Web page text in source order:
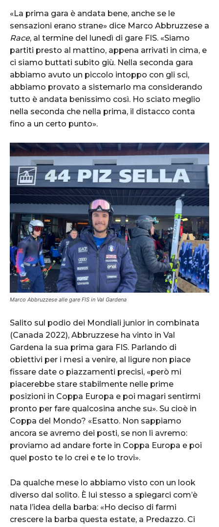
«La prima gara è andata bene, anche se le
sensazioni erano strane» dice Marco Abbruzzese a
Race, al termine del lunedì di gare FIS. «Siamo
partiti presto al mattino, appena arrivati in cima, e
ci siamo buttati subito giù. Nella seconda gara
abbiamo avuto un piccolo intoppo con gli sci,
abbiamo provato a sistemarlo ma considerando
tutto è andata benissimo così. Ho sciato meglio
nella seconda che nella prima, il distacco conta
fino a un certo punto».
Marco Abbruzzese alle gare FIS in Val Gardena
Salito sul podio dei Mondiali junior in combinata
(Canada 2022), Abbruzzese ha vinto in Val
Gardena la sua prima gara FIS. Parlando di
obiettivi per i mesi a venire, al ligure non piace
fissare date o piazzamenti precisi, «però mi
piacerebbe stare stabilmente nelle prime
posizioni in Coppa Europa e poi magari sentirmi
pronto per fare qualcosina anche su». Su cioè in
Coppa del Mondo? «Esatto. Non sappiamo
ancora se avremo dei posti, se non li avremo:
proviamo ad andare forte in Coppa Europa e poi
quel posto te lo crei e te lo trovi».
Da qualche mese lo abbiamo visto con un look
diverso dal solito. È lui stesso a spiegarci com’è
nata l’idea della barba: «Ho deciso di farmi
crescere la barba questa estate, a Predazzo. Ci